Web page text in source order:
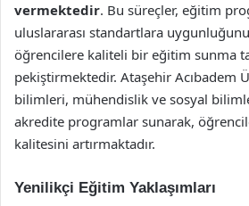
vermektedir. Bu süreçler, eğitim
uluslararası standartlara
öğrencilere kaliteli bir eğitim sunma
pekiştirmektedir. Ataşehir Acıbadem
bilimleri, mühendislik ve sosyal
akredite programlar sunarak,
kalitesini artırmaktadır.
Yenilikçi Eğitim Yaklaşımları